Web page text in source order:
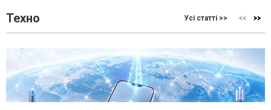
Техно Усі статті >>